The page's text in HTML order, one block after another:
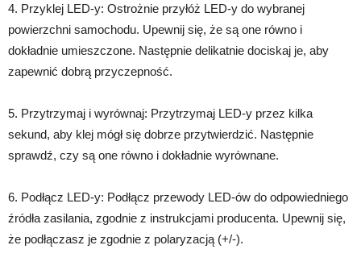
4. Przyklej LED-y: Ostrożnie przyłóż LED-y do wybranej
powierzchni samochodu. Upewnij się, że są one równo i
dokładnie umieszczone. Następnie delikatnie dociskaj je, aby
zapewnić dobrą przyczepność.
5. Przytrzymaj i wyrównaj: Przytrzymaj LED-y przez kilka
sekund, aby klej mógł się dobrze przytwierdzić. Następnie
sprawdź, czy są one równo i dokładnie wyrównane.
6. Podłącz LED-y: Podłącz przewody LED-ów do odpowiedniego
źródła zasilania, zgodnie z instrukcjami producenta. Upewnij się,
że podłączasz je zgodnie z polaryzacją (+/-).